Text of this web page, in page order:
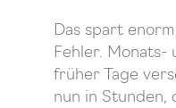
Das spart
Fehler. Monats-
früher Tage
nun in Stunden,